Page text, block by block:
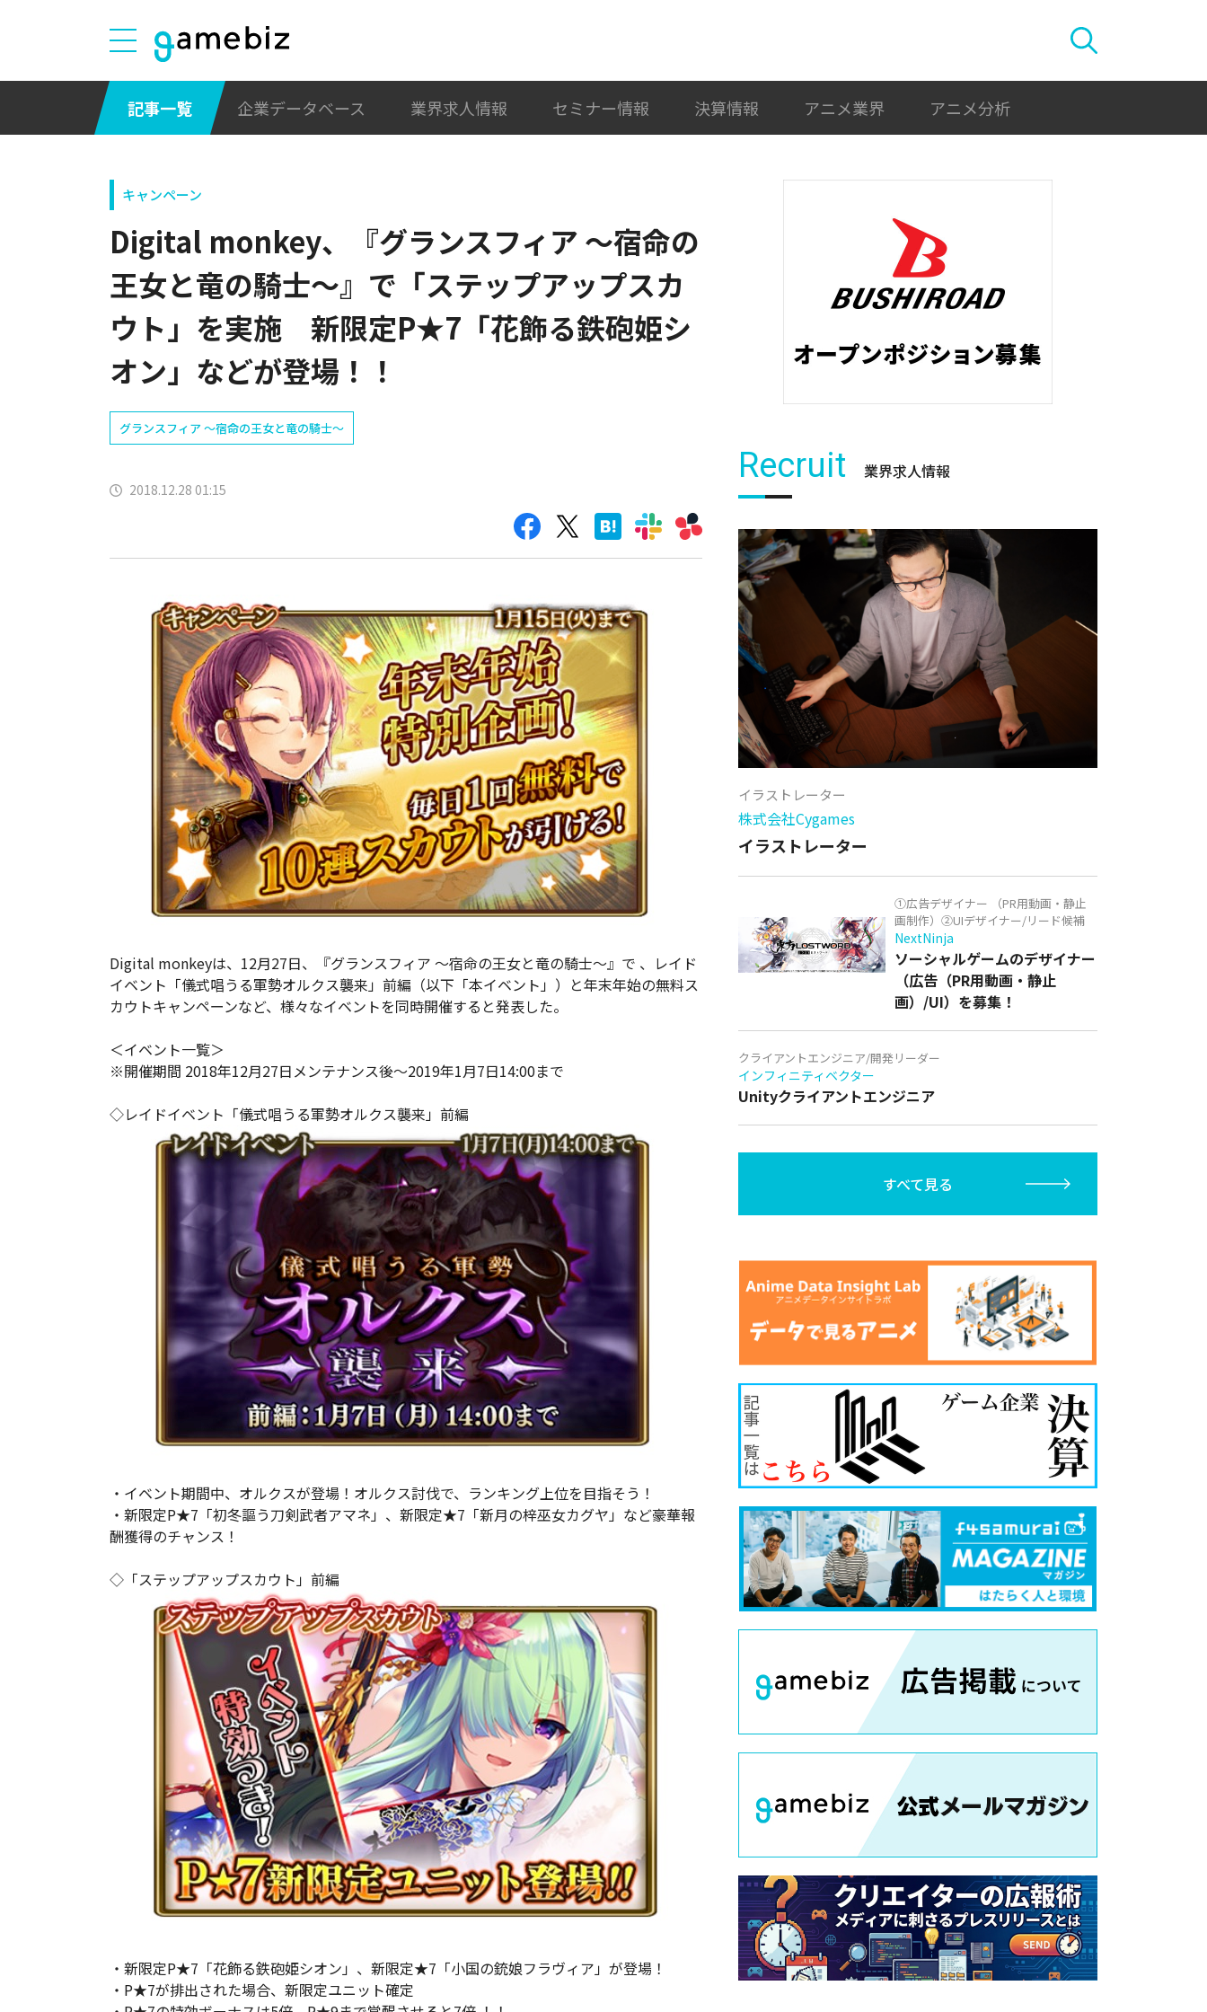
記事一覧 企業データベース 業界求人情報 セミナー情報 決算情報 アニメ業界 アニメ分析
キャンペーン
Digital monkey、『グランスフィア ～宿命の
王女と竜の騎士～』で「ステップアップスカ
ウト」を実施 新限定P★7「花飾る鉄砲姫シ
オン」などが登場！！
グランスフィア ～宿命の王女と竜の騎士～
2018.12.28 01:15
Digital monkeyは、12月27日、『グランスフィア ～宿命の王女と竜の騎士～』で 、レイド
イベント「儀式唱うる軍勢オルクス襲来」前編（以下「本イベント」）と年末年始の無料ス
カウトキャンペーンなど、様々なイベントを同時開催すると発表した。
＜イベント一覧＞
※開催期間 2018年12月27日メンテナンス後〜2019年1月7日14:00まで
◇レイドイベント「儀式唱うる軍勢オルクス襲来」前編
・イベント期間中、オルクスが登場！オルクス討伐で、ランキング上位を目指そう！
・新限定P★7「初冬謳う刀剣武者アマネ」、新限定★7「新月の梓巫女カグヤ」など豪華報
酬獲得のチャンス！
◇「ステップアップスカウト」前編
・新限定P★7「花飾る鉄砲姫シオン」、新限定★7「小国の銃娘フラヴィア」が登場！
・P★7が排出された場合、新限定ユニット確定
Recruit 業界求人情報
イラストレーター
株式会社Cygames
イラストレーター
①広告デザイナー （PR用動画・静止
画制作）②UIデザイナー/リード候補
NextNinja
ソーシャルゲームのデザイナー
（広告（PR用動画・静止
画）/UI）を募集！
クライアントエンジニア/開発リーダー
インフィニティベクター
Unityクライアントエンジニア
すべて見る